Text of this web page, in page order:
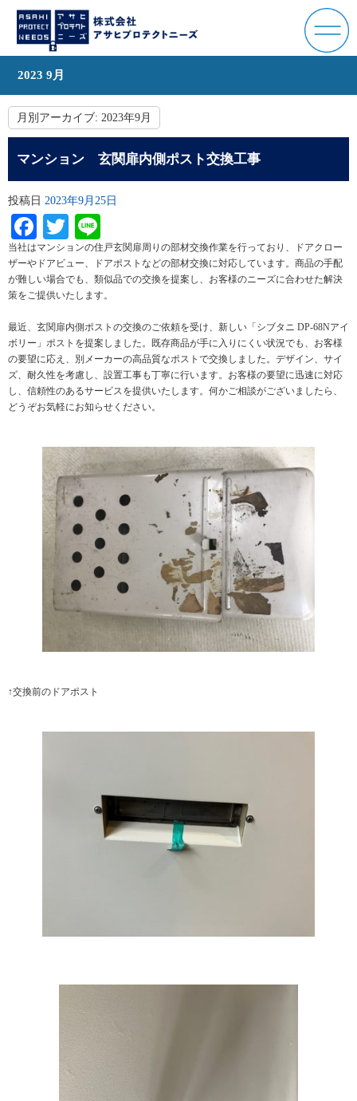
2023 9月
月別アーカイブ: 2023年9月
マンション 玄関扉内側ポスト交換工事
投稿日 2023年9月25日
Facebook
Twitter
当社はマンションの住戸玄関扉周りの部材交換作業を行っており、ドアクロー
ザーやドアビュー、ドアポストなどの部材交換に対応しています。商品の手配
が難しい場合でも、類似品での交換を提案し、お客様のニーズに合わせた解決
策をご提供いたします。
最近、玄関扉内側ポストの交換のご依頼を受け、新しい「シブタニ DP-68Nアイ
ボリー」ポストを提案しました。既存商品が手に入りにくい状況でも、お客様
の要望に応え、別メーカーの高品質なポストで交換しました。デザイン、サイ
ズ、耐久性を考慮し、設置工事も丁寧に行います。お客様の要望に迅速に対応
し、信頼性のあるサービスを提供いたします。何かご相談がございましたら、
どうぞお気軽にお知らせください。
↑交換前のドアポスト